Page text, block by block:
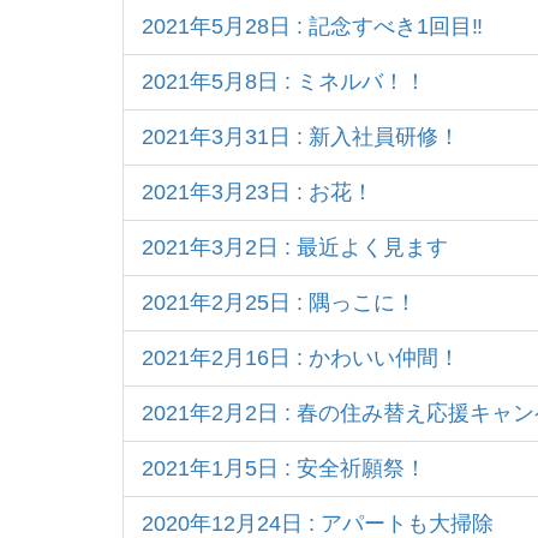
2021年5月28日 : 記念すべき1回目‼
2021年5月8日 : ミネルバ！！
2021年3月31日 : 新入社員研修！
2021年3月23日 : お花！
2021年3月2日 : 最近よく見ます
2021年2月25日 : 隅っこに！
2021年2月16日 : かわいい仲間！
2021年2月2日 : 春の住み替え応援キャ
2021年1月5日 : 安全祈願祭！
2020年12月24日 : アパートも大掃除